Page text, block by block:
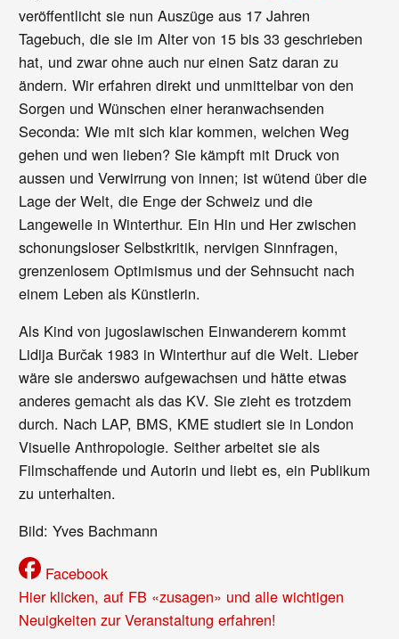
veröffentlicht sie nun Auszüge aus 17 Jahren
Tagebuch, die sie im Alter von 15 bis 33 geschrieben
hat, und zwar ohne auch nur einen Satz daran zu
ändern. Wir erfahren direkt und unmittelbar von den
Sorgen und Wünschen einer heranwachsenden
Seconda: Wie mit sich klar kommen, welchen Weg
gehen und wen lieben? Sie kämpft mit Druck von
aussen und Verwirrung von innen; ist wütend über die
Lage der Welt, die Enge der Schweiz und die
Langeweile in Winterthur. Ein Hin und Her zwischen
schonungsloser Selbstkritik, nervigen Sinnfragen,
grenzenlosem Optimismus und der Sehnsucht nach
einem Leben als Künstlerin.
Als Kind von jugoslawischen Einwanderern kommt
Lidija Burčak 1983 in Winterthur auf die Welt. Lieber
wäre sie anderswo aufgewachsen und hätte etwas
anderes gemacht als das KV. Sie zieht es trotzdem
durch. Nach LAP, BMS, KME studiert sie in London
Visuelle Anthropologie. Seither arbeitet sie als
Filmschaffende und Autorin und liebt es, ein Publikum
zu unterhalten.
Bild: Yves Bachmann
Facebook
Hier klicken, auf FB «zusagen» und alle wichtigen
Neuigkeiten zur Veranstaltung erfahren!